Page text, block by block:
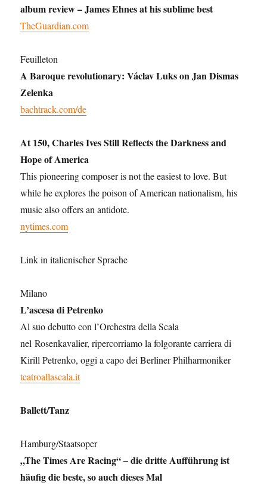
album review – James Ehnes at his sublime best
TheGuardian.com
Feuilleton
A Baroque revolutionary: Václav Luks on Jan Dismas
Zelenka
bachtrack.com/de
At 150, Charles Ives Still Reflects the Darkness and
Hope of America
This pioneering composer is not the easiest to love. But
while he explores the poison of American nationalism, his
music also offers an antidote.
nytimes.com
Link in italienischer Sprache
Milano
L’ascesa di Petrenko
Al suo debutto con l’Orchestra della Scala
nel Rosenkavalier, ripercorriamo la folgorante carriera di
Kirill Petrenko, oggi a capo dei Berliner Philharmoniker
teatroallascala.it
Ballett/Tanz
Hamburg/Staatsoper
„The Times Are Racing“ – die dritte Aufführung ist
häufig die beste, so auch dieses Mal